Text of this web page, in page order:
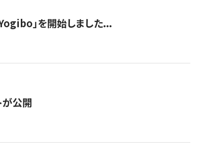
」を開始しました...
が公開